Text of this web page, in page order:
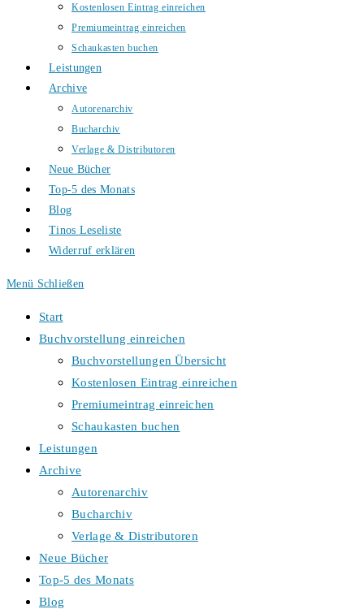
Kostenlosen Eintrag einreichen
Premiumeintrag einreichen
Schaukasten buchen
Leistungen
Archive
Autorenarchiv
Bucharchiv
Verlage & Distributoren
Neue Bücher
Top-5 des Monats
Blog
Tinos Leseliste
Widerruf erklären
Menü Schließen
Start
Buchvorstellung einreichen
Buchvorstellungen Übersicht
Kostenlosen Eintrag einreichen
Premiumeintrag einreichen
Schaukasten buchen
Leistungen
Archive
Autorenarchiv
Bucharchiv
Verlage & Distributoren
Neue Bücher
Top-5 des Monats
Blog